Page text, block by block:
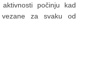
počinju kad
za svaku od